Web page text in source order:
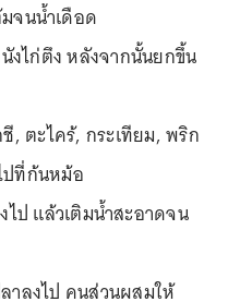
จนน้ำเดือด
งไก่ตึง หลังจากนั้นยกขึ้น
, ตะไคร้, กระเทียม, พริก
ปที่ก้นหม้อ
ไป แล้วเติมน้ำสะอาดจน
าลงไป คนส่วนผสมให้